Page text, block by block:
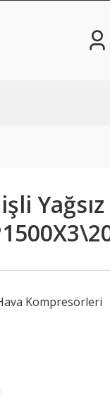
Kompresörleri